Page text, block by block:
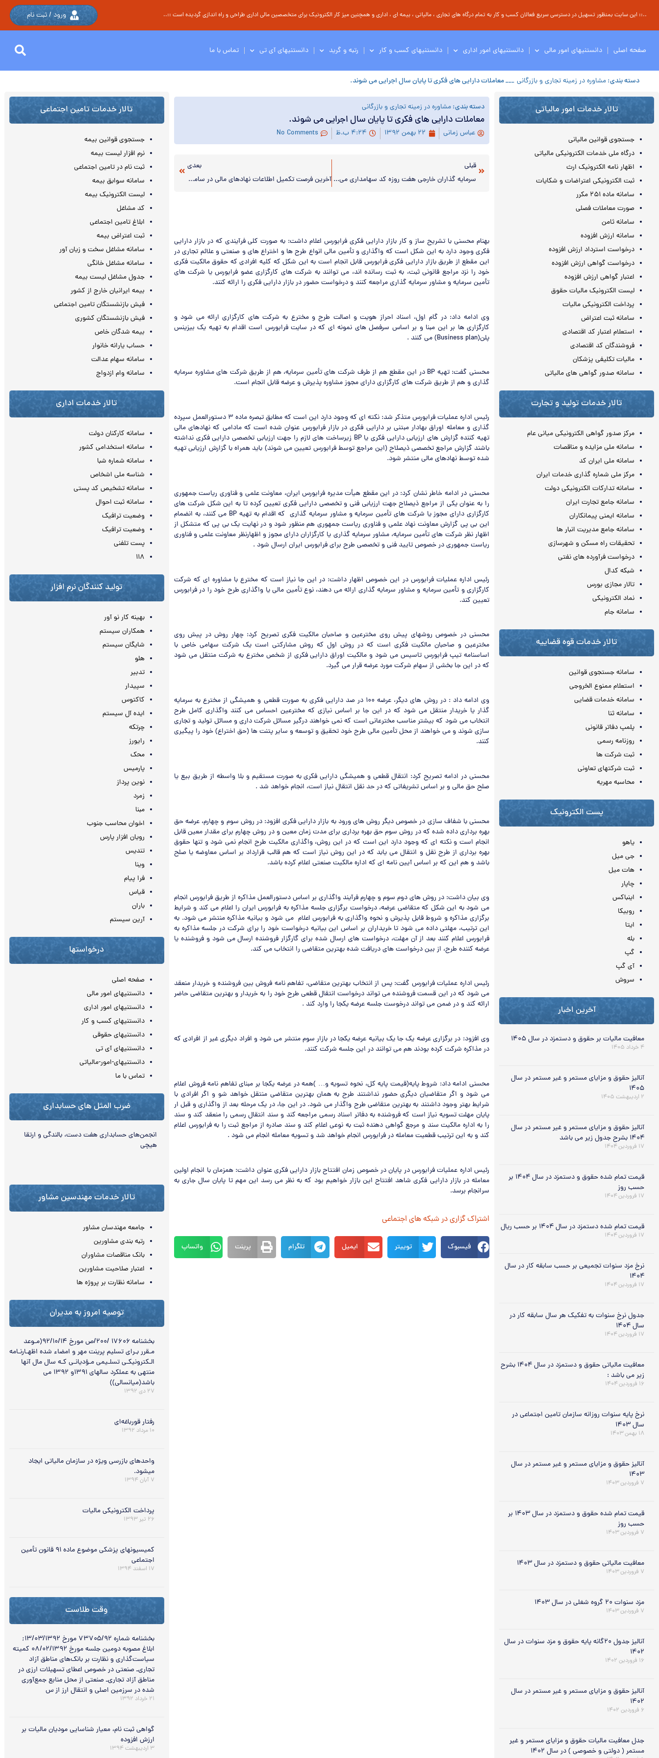
..:: این سایت بمنظور تسهیل در دسترسی سریع فعالان کسب و کار به تمام درگاه های تجاری ، مالیاتی ، بیمه ای ، اداری و همچنین میز کار الکترونیک برای متخصصین مالی اداری طراحی و راه اندازی گردیده است ::.. ورود / ثبت نام
صفحه اصلی دانستنیهای امور مالی دانستنیهای امور اداری دانستنیهای کسب و کار رتبه و گرید دانستنیهای آی تی تماس با ما
دسته بندی:مشاوره در زمینه تجاری و بازرگانی ___ معاملات دارایی های فکری تا پایان سال اجرایی می شوند.
تالار خدمات امور مالیاتی
جستجوی قوانین مالیانی
درگاه ملی خدمات الکترونیکی مالیاتی
اظهار نامه الکترونیک ارث
ثبت الکترونیکی اعتراضات و شکایات
سامانه ماده ۲۵۱ مکرر
صورت معاملات فصلی
سامانه ثامن
سامانه ارزش افزوده
درخواست استرداد ارزش افزوده
درخواست گواهی ارزش افزوده
اعتبار گواهی ارزش افزوده
لیست الکترونیک مالیات حقوق
پرداخت الکترونیکی مالیات
سامانه ثبت اعتراض
استعلام اعتبار کد اقتصادی
فروشندگان کد اقتصادی
مالیات تکلیفی پزشکان
سامانه صدور گواهی های مالیاتی
تالار خدمات تولید و تجارت
مرکز صدور گواهی الکترونیکی میانی عام
سامانه ملی مزایده و مناقصات
سامانه ملی ایران کد
مرکز ملی شماره گذاری خدمات ایران
سامانه تدارکات الکترونیکی دولت
سامانه جامع تجارت ایران
سامانه ایمنی پیمانکاران
سامانه جامع مدیریت انبار ها
تحقیقات راه مسکن و شهرسازی
درخواست فرآورده های نفتی
شبکه کدال
تالار مجازی بورس
نماد الکترونیکی
سامانه جام
تالار خدمات قوه قضاییه
سامانه جستجوی قوانین
استعلام ممنوع الخروجی
سامانه خدمات قضایی
سامانه ثنا
پلمپ دفاتر قانونی
روزنامه رسمی
ثبت شرکت ها
ثبت شرکتهای تعاونی
محاسبه مهريه
پست الکترونیک
یاهو
جی میل
هات میل
چاپار
اینباکس
روبیکا
ایتا
بله
گپ
آی گپ
سروش
آخرین اخبار
معافیت مالیات بر حقوق و دستمزد در سال ۱۴۰۵
۴ خرداد ۱۴۰۵
آنالیز حقوق و مزایای مستمر و غیر مستمر در سال
۱۴۰۵
۲ اردیبهشت ۱۴۰۵
آنالیز حقوق و مزایای مستمر و غیر مستمر در سال
۱۴۰۴ بشرح جدول زیر می باشد
۱۷ فروردین ۱۴۰۴
قیمت تمام شده حقوق و دستمزد در سال ۱۴۰۴ بر
حسب روز
۱۷ فروردین ۱۴۰۴
قیمت تمام شده دستمزد در سال ۱۴۰۴ بر حسب ریال
۱۷ فروردین ۱۴۰۴
نرخ مزد سنوات تجمیعی بر حسب سابقه کار در سال
۱۴۰۴
۱۷ فروردین ۱۴۰۴
جدول نرخ سنوات به تفکیک هر سال سابقه کار در
سال ۱۴۰۴
۱۷ فروردین ۱۴۰۴
معافیت مالیاتی حقوق و دستمزد در سال ۱۴۰۴ بشرح
زیر می باشد :
۱۶ فروردین ۱۴۰۴
نرخ پایه سنوات روزانه سازمان تامین اجتماعی در
سال ۱۴۰۳
۱۸ بهمن ۱۴۰۳
آنالیز حقوق و مزایای مستمر و غیر مستمر در سال
۱۴۰۳
۷ فروردین ۱۴۰۳
قیمت تمام شده حقوق و دستمزد در سال ۱۴۰۳ بر
حسب روز
۷ فروردین ۱۴۰۳
معافیت مالیاتی حقوق و دستمزد در سال ۱۴۰۳
۷ فروردین ۱۴۰۳
مزد سنوات ۲۰ گروه شغلی در سال ۱۴۰۳
۷ فروردین ۱۴۰۳
آنالیز جدول ۲۰گانه پایه حقوق و مزد سنوات در سال
۱۴۰۲
۱۶ فروردین ۱۴۰۲
آنالیز حقوق و مزایای مستمر و غیر مستمر در سال
۱۴۰۲
۶ فروردین ۱۴۰۲
جدل معافیت مالیات حقوق و مزایای مستمر و غیر
مستمر ( دولتی و خصوصی ) در سال ۱۴۰۲
دسته بندی:مشاوره در زمینه تجاری و بازرگانی
معاملات دارایی های فکری تا پایان سال اجرایی می شوند.
عباس زمانی ۲۲ بهمن ۱۳۹۲ ۴:۲۴ ب.ظ No Comments
قبلی
سرمایه گذاران خارجی هفت روزه کد سهامداری می گیرند
بعدی
آخرین فرصت تکمیل اطلاعات نهادهای مالی در سامانۀ ستان
بهنام محسنی با تشریح ساز و کار بازار دارایی فکری فرابورس اعلام داشت: به صورت کلی فرآیندی که در بازار دارایی
فکری وجود دارد به این شکل است که واگذاری و تأمین مالی انواع طرح ها و اختراع های و صنعتی و علائم تجاری در
این مقطع از طریق بازار دارایی فکری فرابورس قابل انجام است به این شکل که کلیه افرادی که حقوق مالکیت فکری
خود را نزد مراجع قانونی ثبت، به ثبت رسانده اند، می توانند به شرکت های کارگزاری عضو فرابورس یا شرکت های
تأمین سرمایه و مشاور سرمایه گذاری مراجعه کنند و درخواست حضور در بازار دارایی فکری را ارائه کنند.
وی ادامه داد: در گام اول، اسناد احراز هویت و اصالت طرح و مخترع به شرکت های کارگزاری ارائه می شود و
کارگزاری ها بر این مبنا و بر اساس سرفصل های نمونه ای که در سایت فرابورس است اقدام به تهیه یک بیزینس
پلن(Business plan) می کنند .
محسنی گفت: تهیه BP در این مقطع هم از طرف شرکت های تأمین سرمایه، هم از طریق شرکت های مشاوره سرمایه
گذاری و هم از طریق شرکت های کارگزاری دارای مجوز مشاوره پذیرش و عرضه قابل انجام است.
رئیس اداره عملیات فرابورس متذکر شد: نکته ای که وجود دارد این است که مطابق تبصره ماده ۳ دستورالعمل سپرده
گذاری و معامله اوراق بهادار مبتنی بر دارایی فکری در بازار فرابورس عنوان شده است که مادامی که نهادهای مالی
تهیه کننده گزارش های ارزیابی دارایی فکری یا BP زیرساخت های لازم را جهت ارزیابی تخصصی دارایی فکری نداشته
باشند گزارش مراجع تخصصی ذیصلاح (این مراجع توسط فرابورس تعیین می شوند) باید همراه با گزارش ارزیابی تهیه
شده توسط نهادهای مالی منتشر شود.
محسنی در ادامه خاطر نشان کرد: در این مقطع هیأت مدیره فرابورس ایران، معاونت علمی و فناوری ریاست جمهوری
را به عنوان یکی از مراجع ذیصلاح جهت ارزیابی فنی و تخصصی دارایی فکری تعیین کرده تا به این شکل شرکت های
کارگزاری دارای مجوز یا شرکت های تأمین سرمایه و مشاور سرمایه گذاری که اقدام به تهیه BP می کنند، به انضمام
این بی پی گزارش معاونت نهاد علمی و فناوری ریاست جمهوری هم منظور شود و در نهایت یک بی پی که متشکل از
اظهار نظر شرکت های تأمین سرمایه، مشاور سرمایه گذاری یا کارگزاران دارای مجوز و اظهارنظر معاونت علمی و فناوری
ریاست جمهوری در خصوص تایید فنی و تخصصی طرح برای فرابورس ایران ارسال شود .
رئیس اداره عملیات فرابورس در این خصوص اظهار داشت: در این جا نیاز است که مخترع با مشاوره ای که شرکت
کارگزاری و تأمین سرمایه و مشاور سرمایه گذاری ارائه می دهند، نوع تأمین مالی یا واگذاری طرح خود را در فرابورس
تعیین کند.
محسنی در خصوص روشهای پیش روی مخترعین و صاحبان مالکیت فکری تصریح کرد: چهار روش در پیش روی
مخترعین و صاحبان مالکیت فکری است که در روش اول که روش مشارکتی است یک شرکت سهامی خاص با
اساسنامه تیپ فرابورس تاسیس می شود و مالکیت اوراق دارایی فکری از شخص مخترع به شرکت منتقل می شود
که در این جا بخشی از سهام شرکت مورد عرضه قرار می گیرد.
وی ادامه داد : در روش های دیگر، عرضه ۱۰۰ در صد دارایی فکری به صورت قطعی و همیشگی از مخترع به سرمایه
گذار یا خریدار منتقل می شود که در این جا بر اساس نیازی که مخترعین احساس می کنند واگذاری کامل طرح
انتخاب می شود که بیشتر مناسب مخترعانی است که نمی خواهند درگیر مسائل شرکت داری و مسائل تولید و تجاری
سازی شوند و می خواهند از محل تأمین مالی طرح خود تحقیق و توسعه و سایر پتنت ها (حق اختراع) خود را پیگیری
کنند.
محسنی در ادامه تصریح کرد: انتقال قطعی و همیشگی دارایی فکری به صورت مستقیم و بلا واسطه از طریق بیع یا
صلح حق مالی و بر اساس تشریفاتی که در حد نقل انتقال نیاز است، انجام خواهد شد .
محسنی با شفاف سازی در خصوص دیگر روش های ورود به بازار دارایی فکری افزود: در روش سوم و چهارم، عرضه حق
بهره برداری داده شده که در روش سوم حق بهره برداری برای مدت زمان معین و در روش چهارم برای مقدار معین قابل
انجام است و نکته ای که وجود دارد این است که در این روش، واگذاری مالکیت طرح انجام نمی شود و تنها حقوق
بهره برداری از طرح نقل و انتقال می یابد که در این روش نیاز است که هم قالب قرارداد بر اساس معاوضه یا صلح
باشد و هم این که بر اساس آیین نامه ای که اداره مالکیت صنعتی اعلام کرده باشد.
وی بیان داشت: در روش های دوم سوم و چهارم فرآیند واگذاری بر اساس دستورالعمل مذاکره از طریق فرابورس انجام
می شود به این شکل که متقاضی عرضه، درخواست برگزاری جلسه مذاکره به فرابورس ایران را اعلام می کند و شرایط
برگزاری مذاکره و شروط قابل پذیرش و نحوه واگذاری به فرابورس اعلام می شود و بیانیه مذاکره منتشر می شود. به
این ترتیب، مهلتی داده می شود تا خریداران بر اساس این بیانیه درخواست خود را برای شرکت در جلسه مذاکره به
فرابورس اعلام کنند بعد از آن مهلت، درخواست های ارسال شده برای گارگزار فروشنده ارسال می شود و فروشنده یا
عرضه کننده طرح، از بین درخواست های دریافت شده بهترین متقاضی را انتخاب می کند.
رئیس اداره عملیات فرابورس گفت: پس از انتخاب بهترین متقاضی، تفاهم نامه فروش بین فروشنده و خریدار منعقد
می شود که در این قسمت فروشنده می تواند درخواست انتقال قطعی طرح خود را به خریدار و بهترین متقاضی حاضر
ارائه کند و در ضمن می تواند درخوست جلسه عرضه یکجا را وارد کند .
وی افزود: در برگزاری عرضه یک جا یک بیانیه عرضه یکجا در بازار سوم منتشر می شود و افراد دیگری غیر از افرادی که
در مذاکره شرکت کرده بودند هم می توانند در این جلسه شرکت کنند.
محسنی ادامه داد: شروط پایه(قیمت پایه کل، نحوه تسویه و… )همه در عرضه یکجا بر مبنای تفاهم نامه فروش اعلام
می شود و اگر متقاضیان دیگری حضور نداشتند طرح به همان بهترین متقاضی منتقل خواهد شو و اگر افرادی با
شرایط بهتر وجود داشتند به بهترین متقاضی طرح واگذار می شود. در این جا، در یک مرحله بعد از واگذاری و قبل ار
پایان مهلت تسویه نیاز است که فروشنده به دفاتر اسناد رسمی مراجعه کند و سند انتقال رسمی را منعقد کند و سند
را به اداره مالکیت سند و مرجع گواهی دهنده ثبت به نوعی اعلام کند و سند صادره از مراجع ثبت را به فرابورس اعلام
کند و به این ترتیب قطعیت معامله در فرابورس انجام خواهد شد و تسویه معامله انجام می شود .
رئیس اداره عملیات فرابورس در پایان در خصوص زمان افتتاح بازار دارایی فکری عنوان داشت: همزمان با انجام اولین
معامله در بازار دارایی فکری شاهد افتتاح این بازار خواهیم بود که به نظر می رسد این مهم تا پایان سال جاری به
سرانجام برسد.
اشتراک گزاری در شبکه های اجتماعی
فیسبوک توییتر ایمیل تلگرام پرینت واتساپ
تالار خدمات تامین اجتماعی
جستجوی قوانین بیمه
نرم افزار لیست بیمه
ثبت نام در تامین اجتماعی
سامانه سوابق بیمه
لیست الکترونیک بیمه
کد مشاغل
ابلاغ تامین اجتماعی
ثبت اعتراض بیمه
سامانه مشاغل سخت و زیان آور
سامانه مشاغل خانگی
جدول مشاغل لیست بیمه
بیمه ایرانیان خارج از کشور
فیش بازنشستگان تامین اجتماعی
فیش بازنشستگان کشوری
بیمه شدگان خاص
حساب یارانه خانوار
سامانه سهام عدالت
سامانه وام ازدواج
تالار خدمات اداری
سامانه کارکنان دولت
سامانه استخدامی کشور
سامانه شماره شبا
شناسه ملی اشخاص
سامانه تشخیص کد پستی
سامانه ثبت احوال
وضعیت ترافیک
وضعیت ترافیک
پست تلفنی
۱۱۸
تولید کنندگان نرم افزار
بهینه کار نو آور
همکاران سیستم
شایگان سیستم
هلو
تدبیر
سپیدار
کاکتوس
ایده آل سیستم
چرتکه
رایورز
محک
پارمیس
نوین پرداز
زمرد
مبنا
اخوان محاسب جنوب
رویان افزار پارس
تندیس
وینا
فرا پیام
قیاس
باران
آرین سیستم
درخواستها
صفحه اصلی
دانستنیهای امور مالی
دانستنیهای امور اداری
دانستنیهای کسب و کار
دانستنیهای حقوقی
دانستنیهای آی تی
دانستنیهای-امور-مالیاتی
تماس با ما
ضرب المثل های حسابداری
انجمن‌‏های حسابداری هفت دست، بالندگی و ارتقا
هیچی
تالار خدمات مهندسین مشاور
جامعه مهندسان مشاور
رتبه بندی مشاورین
بانک مناقصات مشاوران
اعتبار صلاحیت مشاورین
سامانه نظارت بر پروژه ها
توصیه امروز به مدیران
بخشنامه ۱۷۶۰۶ /۲۰۰/ص مورخ ۹۲/۱۰/۱۴(مـوعد
مـقرر بـرای تسلیم پرینت مهر و امضاء شده اظهـارنـامه
الـکترونیکـی تسلـیمی مـؤدیانـی کـه سال مال آنها
منتهی به عملکرد سالهای ۱۳۹۱و ۱۳۹۲ می
باشد(میانسالی))
۲۷ دی ۱۳۹۲
رفتار قورباغه‌اي
۱۰ مرداد ۱۳۹۲
واحدهای بازرسی ویژه در سازمان مالیاتی ایجاد
میشود.
۷ آبان ۱۳۹۴
پرداخت الکترونيکي ماليات
۲۶ تیر ۱۳۹۳
کمیسیونهای پزشکی موضوع ماده ۹۱ قانون تأمین
اجتماعی
۱۷ اسفند ۱۳۹۴
وقت طلاست
بخشنامه شماره ۷۳۷۰۵/۹۲ مورخ ۱۳/۰۳/۱۳۹۲;
ابلاغ مصوبه دومین جلسه مورخ ۰۸/۰۲/۱۳۹۲ کمیته
سیاست‌گذاری و نظارت بر بانک‌های مناطق آزاد
تجاری‌ـ صنعتی در خصوص اعطای تسهیلات ارزی در
مناطق آزاد تجاری‌ـ صنعتی از محل منابع جمع‌آوری
شده در سرزمین اصلی و انتقال ارز از س
۲۱ خرداد ۱۳۹۲
گواهی ثبت نام، معیار شناسایی مودیان مالیات بر
ارزش افزوده
۳ اردیبهشت ۱۳۹۴